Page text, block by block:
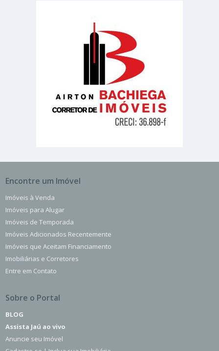
Encontre um Imóvel
Imóveis à Venda
Imóveis para Alugar
Imóveis de Temporada
Imóveis Adicionados Recentemente
Imóveis que Aceitam Financiamento
Imobiliárias e Corretores
Entre em Contato
Sobre o Portal
BLOG
Assista Jaú ao vivo
Anuncie seu Imóvel